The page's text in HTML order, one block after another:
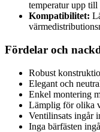
temperatur upp till
Kompatibilitet:
Fördelar och
Robust
Elegant och
Enkel montering
Lämplig för olika
Ventilinsats ingår
Inga bärfästen